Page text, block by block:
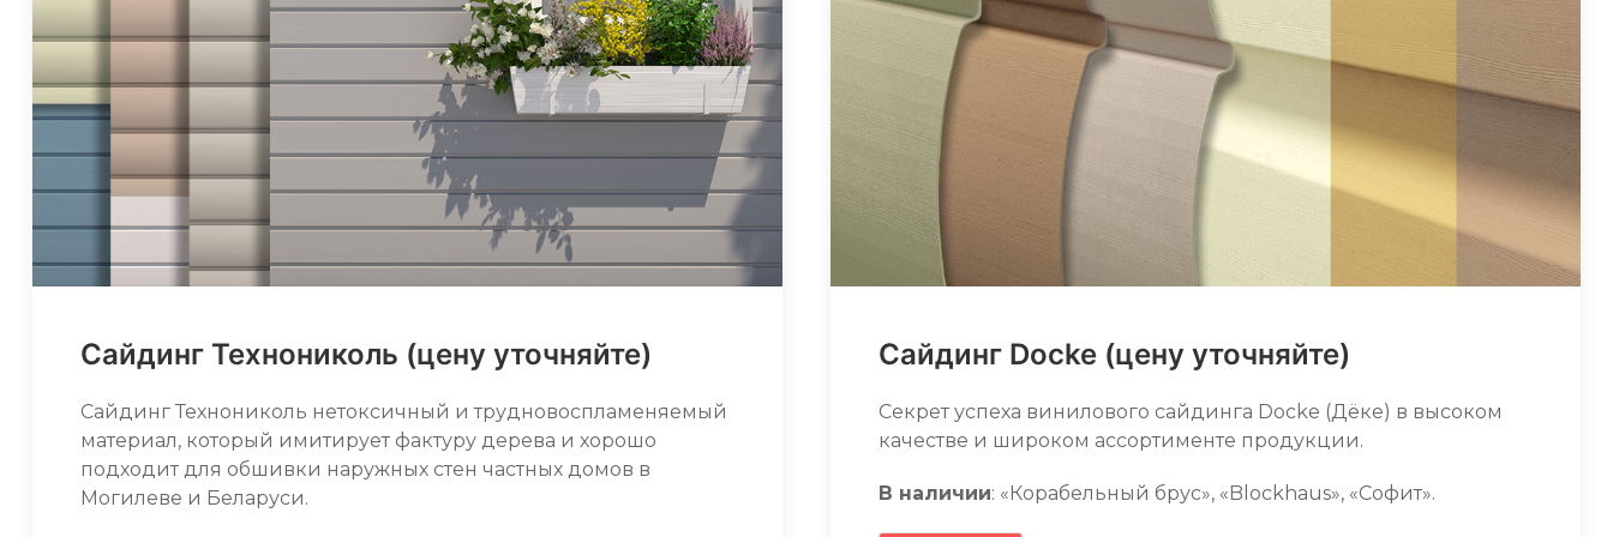
Сайдинг Технониколь (цену уточняйте)
Сайдинг Технониколь нетоксичный и трудновоспламеняемый
материал, который имитирует фактуру дерева и хорошо
подходит для обшивки наружных стен частных домов в
Могилеве и Беларуси.
Сайдинг Docke (цену уточняйте)
Секрет успеха винилового сайдинга Docke (Дёке) в высоком
качестве и широком ассортименте продукции.
В наличии: «Корабельный брус», «Blockhaus», «Софит».